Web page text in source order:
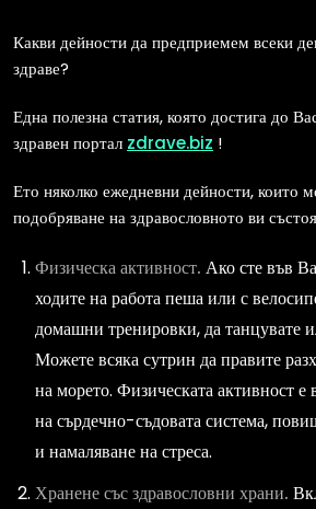
Какви дейности да предприемем всеки
здраве?
Една полезна статия, която достига до
здравен портал zdrave.biz !
Ето няколко ежедневни дейности, които
подобряване на здравословното ви
Физическа активност. Ако сте във
ходите на работа пеша или с
домашни тренировки, да танцувате
Можете всяка сутрин да правите
на морето. Физическата активност е
на сърдечно-съдовата система,
и намаляване на стреса.
Хранене със здравословни храни.